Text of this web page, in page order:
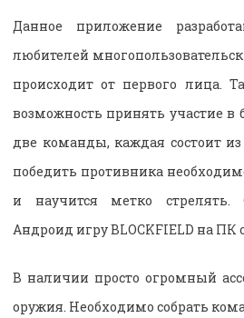
Данное приложение
любителей
происходит от первого лица.
возможность принять участие в
две команды, каждая состоит
победить противника
и научится метко стрелять.
Андроид игру BLOCKFIELD на ПК
В наличии просто огромный
оружия. Необходимо собрать